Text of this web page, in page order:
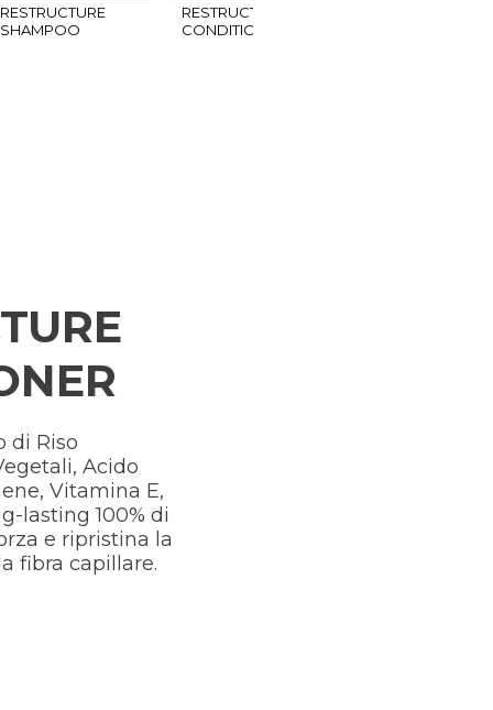
RESTRUCTURE
SHAMPOO
RESTRUCTURE
CONDITIONER
di Riso
Acido
Vitamina E,
lasting 100% di
e ripristina la
fibra capillare.